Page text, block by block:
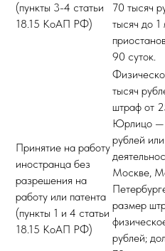
(пункты 3-4 статьи
18.15 КоАП РФ)
70 тысяч
тысяч до
90 суток.
Принятие на работу
иностранца без
разрешения на
работу или патента
(пункты 1 и 4 статьи
18.15 КоАП РФ)
тысяч
штраф от
Юрлицо —
рублей
Москве,
размер
рублей;